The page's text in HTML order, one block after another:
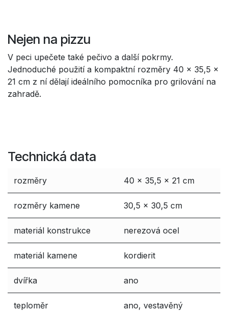
Nejen na pizzu
V peci upečete také pečivo a další pokrmy.
Jednoduché použití a kompaktní rozměry 40 x 35,5 x
21 cm z ní dělají ideálního pomocníka pro grilování na
zahradě.
Technická data
rozměry 40 x 35,5 x 21 cm
rozměry kamene 30,5 x 30,5 cm
materiál konstrukce nerezová ocel
materiál kamene kordierit
dvířka ano
teploměr ano, vestavěný